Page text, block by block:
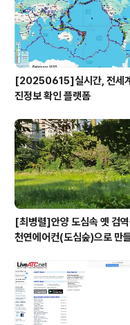
[20250615]실시간, 전세
진정보 확인 플랫폼
[최병렬]안양 도심속 옛 검
천연에어컨(도심숲)으로 만